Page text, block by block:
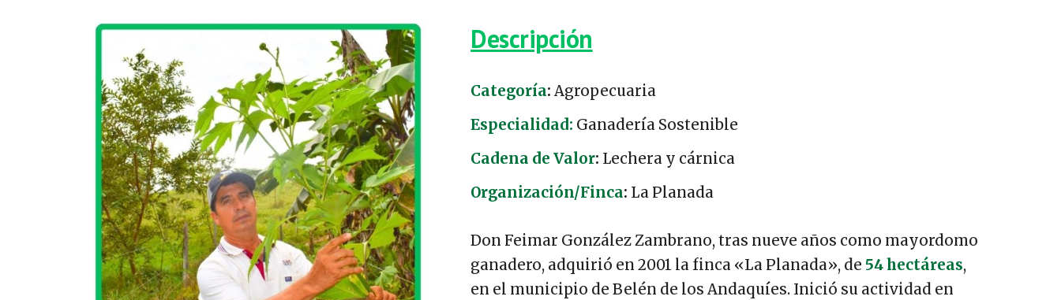
Descripción
Categoría:Agropecuaria
Especialidad: Ganadería Sostenible
Cadena de Valor: Lechera y cárnica
Organización/Finca: La Planada
Don Feimar González Zambrano, tras nueve años como mayordomo
ganadero, adquirió en 2001 la finca «La Planada», de 54 hectáreas,
en el municipio de Belén de los Andaquíes. Inició su actividad en